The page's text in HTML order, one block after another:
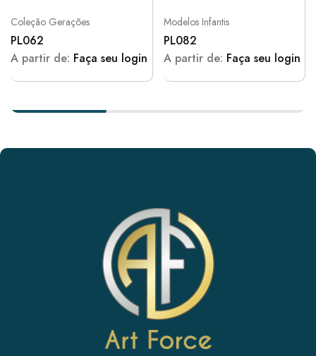
Coleção Gerações
PL062
A partir de: Faça seu login
Modelos Infantis
PL082
A partir de: Faça seu login